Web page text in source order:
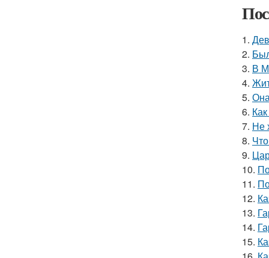
1.
2.
3. В
4.
5.
6.
7. Не
8.
9.
10.
11.
12.
13.
14.
15.